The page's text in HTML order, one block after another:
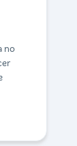
no